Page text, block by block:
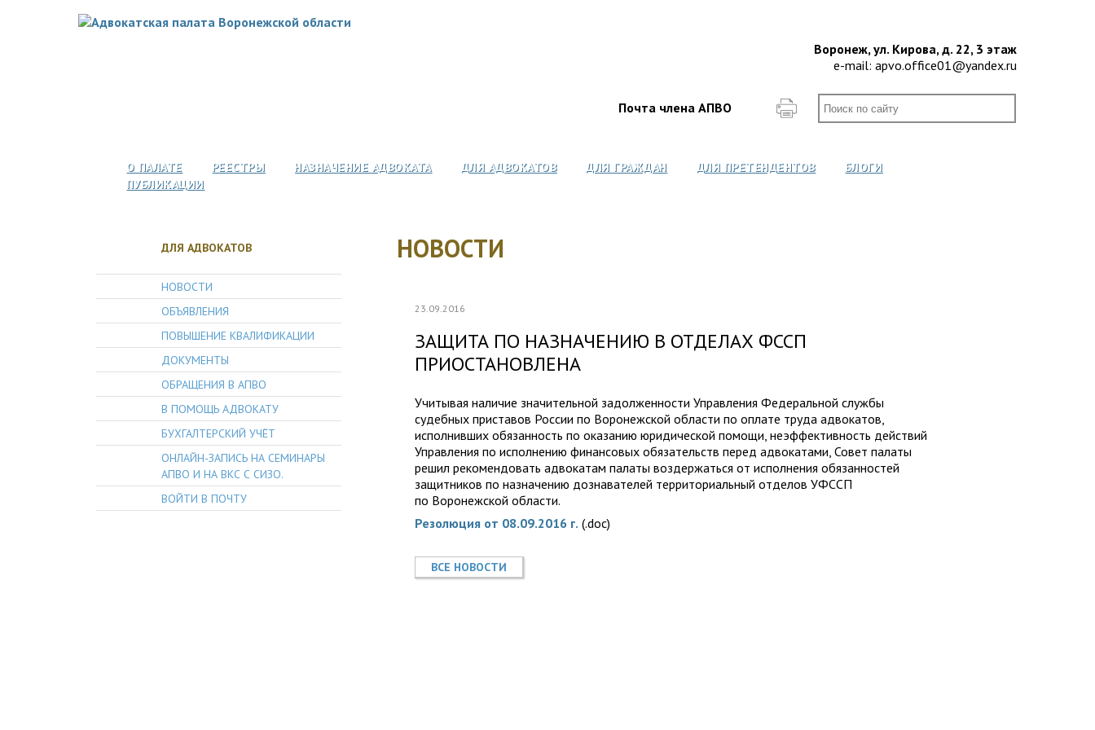
Воронеж, ул. Кирова, д. 22, 3 этаж
e-mail: apvo.office01@yandex.ru
Почта члена АПВО
О ПАЛАТЕ РЕЕСТРЫ НАЗНАЧЕНИЕ АДВОКАТА ДЛЯ АДВОКАТОВ ДЛЯ ГРАЖДАН ДЛЯ ПРЕТЕНДЕНТОВ
БЛОГИ
ПУБЛИКАЦИИ
ДЛЯ АДВОКАТОВ
НОВОСТИ
ОБЪЯВЛЕНИЯ
ПОВЫШЕНИЕ КВАЛИФИКАЦИИ
ДОКУМЕНТЫ
ОБРАЩЕНИЯ В АПВО
В ПОМОЩЬ АДВОКАТУ
БУХГАЛТЕРСКИЙ УЧЁТ
ОНЛАЙН-ЗАПИСЬ НА СЕМИНАРЫ
АПВО И НА ВКС С СИЗО.
ВОЙТИ В ПОЧТУ
НОВОСТИ
23.09.2016
ЗАЩИТА ПО НАЗНАЧЕНИЮ В ОТДЕЛАХ ФССП
ПРИОСТАНОВЛЕНА
Учитывая наличие значительной задолженности Управления Федеральной службы
судебных приставов России по Воронежской области по оплате труда адвокатов,
исполнивших обязанность по оказанию юридической помощи, неэффективность действий
Управления по исполнению финансовых обязательств перед адвокатами, Совет палаты
решил рекомендовать адвокатам палаты воздержаться от исполнения обязанностей
защитников по назначению дознавателей территориальный отделов УФССП
по Воронежской области.
Резолюция от 08.09.2016 г. (.doc)
ВСЕ НОВОСТИ